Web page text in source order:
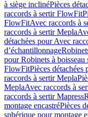
à siège inclinéPièces
raccords à sertir FlowFit
FlowFitAvec raccords à
raccords à sertir Mepla
détachées pour Avec
d’échantillonnage
pour Robinets à boisseau
FlowFitPièces
raccords à sertir Mepla
MeplaAvec raccords à
raccords à sertir Mapress
montage encastréPièces
sphérique pour montage